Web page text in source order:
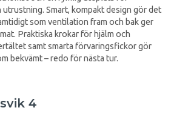
Smart, kompakt design gör det
som ventilation fram och bak ger
Praktiska krokar för hjälm och
samt smarta förvaringsfickor gör
bekvämt – redo för nästa tur.
4